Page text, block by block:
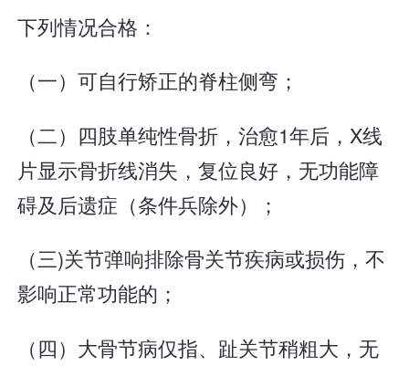
下列情况合格：
（一）可自行矫正的脊柱侧弯；
（二）四肢单纯性骨折，治愈1年后，X线
片显示骨折线消失，复位良好，无功能障
碍及后遗症（条件兵除外）；
（三)关节弹响排除骨关节疾病或损伤，不
影响正常功能的；
（四）大骨节病仅指、趾关节稍粗大，无